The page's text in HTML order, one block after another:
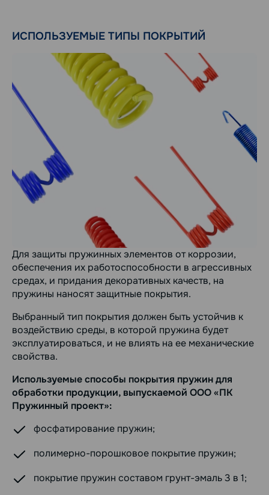
ИСПОЛЬЗУЕМЫЕ ТИПЫ ПОКРЫТИЙ
Для защиты пружинных элементов от коррозии,
обеспечения их работоспособности в агрессивных
средах, и придания декоративных качеств, на
пружины наносят защитные покрытия.
Выбранный тип покрытия должен быть устойчив к
воздействию среды, в которой пружина будет
эксплуатироваться, и не влиять на ее механические
свойства.
Используемые способы покрытия пружин для
обработки продукции, выпускаемой ООО «ПК
Пружинный проект»:
фосфатирование пружин;
полимерно-порошковое покрытие пружин;
покрытие пружин составом грунт-эмаль 3 в 1;